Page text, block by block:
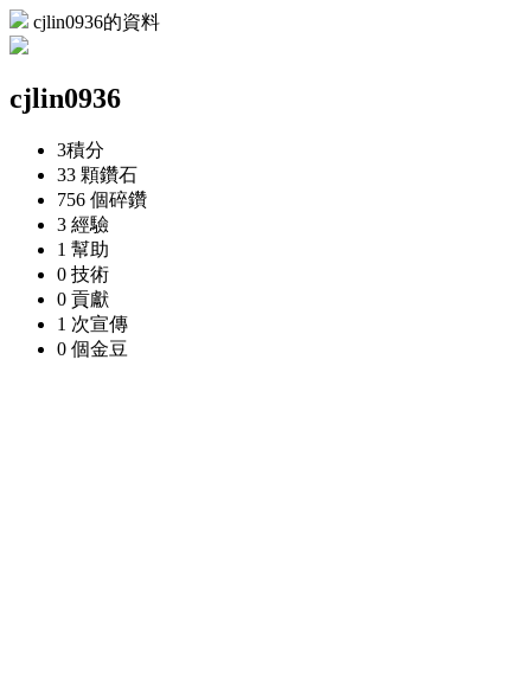
cjlin0936的資料
cjlin0936
3積分
33 顆鑽石
756 個碎鑽
3 經驗
1 幫助
0 技術
0 貢獻
1 次宣傳
0 個金豆